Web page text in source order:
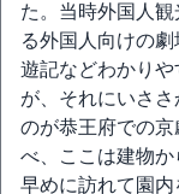
た。当時外国人
る外国人向けの
遊記などわかり
が、それにいさ
のが恭王府での
べ、ここは建物
早めに訪れて園